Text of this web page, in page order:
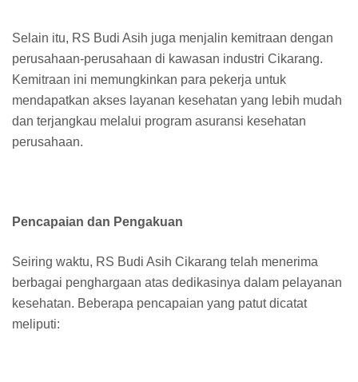
Selain itu, RS Budi Asih juga menjalin kemitraan dengan
perusahaan-perusahaan di kawasan industri Cikarang.
Kemitraan ini memungkinkan para pekerja untuk
mendapatkan akses layanan kesehatan yang lebih mudah
dan terjangkau melalui program asuransi kesehatan
perusahaan.
Pencapaian dan Pengakuan
Seiring waktu, RS Budi Asih Cikarang telah menerima
berbagai penghargaan atas dedikasinya dalam pelayanan
kesehatan. Beberapa pencapaian yang patut dicatat
meliputi: